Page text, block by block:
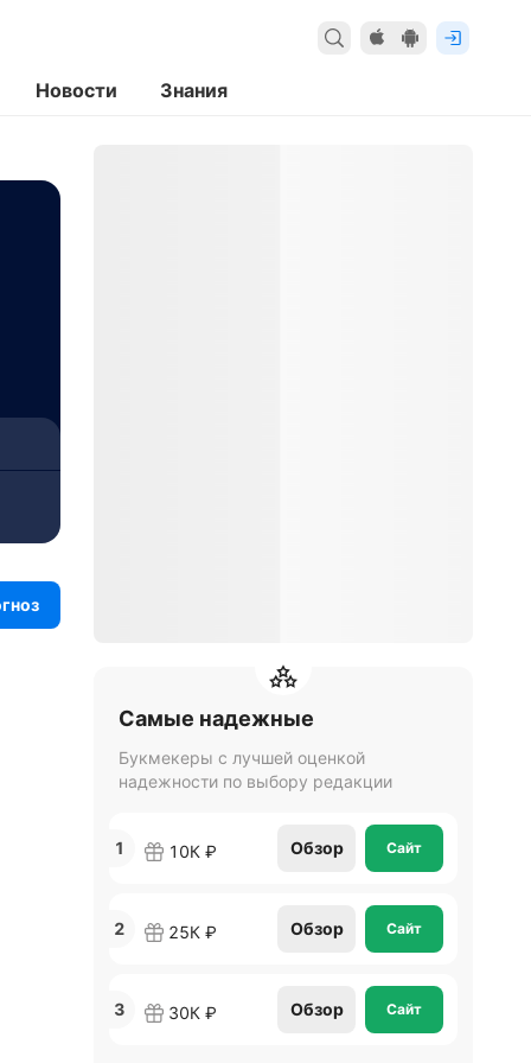
Новости Знания
Самые надежные
Букмекеры с лучшей оценкой
надежности по выбору редакции
1 10К ₽ Обзор Сайт
2 25К ₽ Обзор Сайт
3 30К ₽ Обзор Сайт